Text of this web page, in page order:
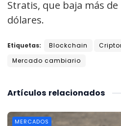
Stratis, que baja más de
dólares.
Etiquetas: Blockchain
Mercado cambiario
relacionados
Artículos
MERCADOS